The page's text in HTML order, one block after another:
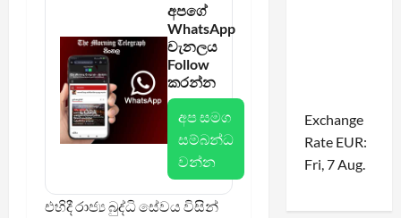
අපගේ
WhatsApp
චැනලය
Follow
කරන්න
අප සමග
සම්බන්ධ
වන්න
එහිදී රාජ්‍ය බුද්ධි සේවය විසින්
Exchange
Rate EUR:
Fri, 7 Aug.